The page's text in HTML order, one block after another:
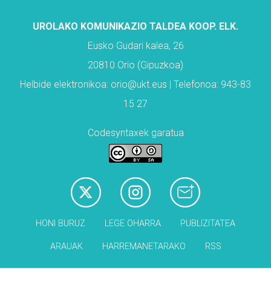
UROLAKO KOMUNIKAZIO TALDEA KOOP. ELK.
Eusko Gudari kalea, 26
20810 Orio (Gipuzkoa)
Helbide elektronikoa: orio@ukt.eus | Telefonoa: 943-83
15 27
Codesyntaxek garatua
HONI BURUZ LEGE OHARRA PUBLIZITATEA
ARAUAK HARREMANETARAKO RSS